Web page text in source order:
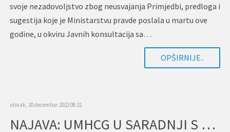
svoje nezadovoljstvo zbog neusvajanja Primjedbi, predloga i
sugestija koje je Ministarstvu pravde poslala u martu ove
godine, u okviru Javnih konsultacija sa…
OPŠIRNIJE..
utorak, 20 decembar 2022 08:21
NAJAVA: UMHCG U SARADNJI S KONZORCIJUMOM ORGANIZACIJA OSOBA S INVALIDITETOM I RODITELJSKIM UDRUŽENJIMA ZAPOČINJE REALIZACIJU PROJEKTA ZA BOLJU INKLUZIJU I UČEŠĆE OSOBA S INVALIDITETOM U RADU UJEDINJENIH NACIJA U CRNOJ GORI